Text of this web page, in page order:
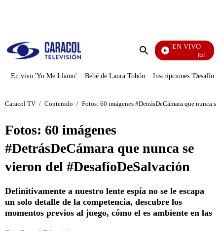
Enviar
EN VIVO
Rafael Orozco
En vivo 'Yo Me Llamo' Bebé de Laura Tobón Inscripciones 'Desafío'
Caracol TV / Contenido / Fotos: 60 imágenes #DetrásDeCámara que nunca
Fotos: 60 imágenes
#DetrásDeCámara que nunca se
vieron del #DesafíoDeSalvación
Definitivamente a nuestro lente espía no se le escapa
un solo detalle de la competencia, descubre los
momentos previos al juego, cómo el es ambiente en las